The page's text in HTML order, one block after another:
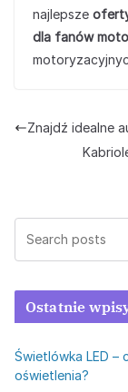
najlepsze
dla fanów
Znajdź idealne
Ostatnie
Świetlówka LED
oświetlenia?